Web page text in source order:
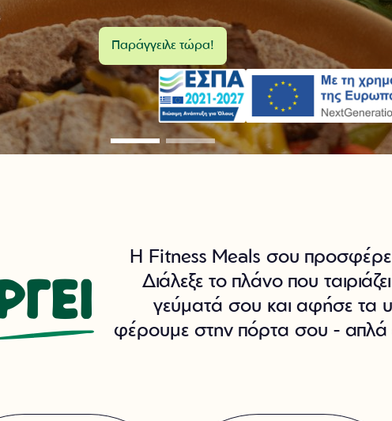
Παράγγειλε τώρα!
Η Fitness Meals σου
Διάλεξε το πλάνο που
γεύματά σου και αφήσε τα
φέρουμε στην πόρτα σου - απλά